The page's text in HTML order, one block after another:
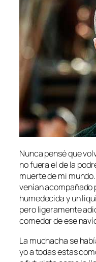
Nunca pensé que
no fuera el de la
muerte de mi
venían acompañado
humedecida y un
pero ligeramente
comedor de ese
La muchacha se
yo a todas estas